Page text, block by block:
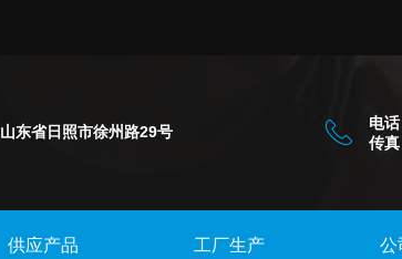
山东省日照市徐州路29号
电
传
供应产品 工厂生产 公